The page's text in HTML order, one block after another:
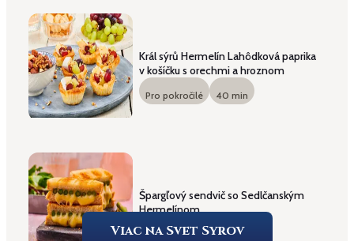
Král sýrů Hermelín Lahôdková paprika
v košíčku s orechmi a hroznom
Pro pokročilé 40 min
Špargľový sendvič so Sedlčanským
Hermelínom
Pro začátečníky 20min
Viac na Svet Syrov